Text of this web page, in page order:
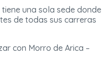
una sola sede donde
de todas sus carreras
con Morro de Arica –